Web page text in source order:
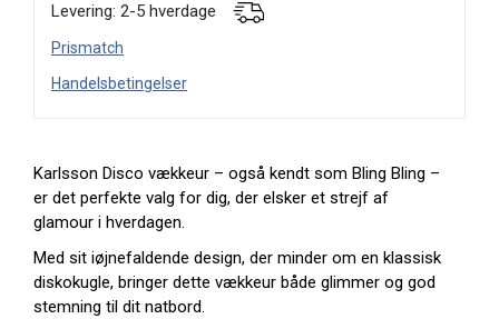
Levering: 2-5 hverdage
Prismatch
Handelsbetingelser
Karlsson Disco vækkeur – også kendt som Bling Bling –
er det perfekte valg for dig, der elsker et strejf af
glamour i hverdagen.
Med sit iøjnefaldende design, der minder om en klassisk
diskokugle, bringer dette vækkeur både glimmer og god
stemning til dit natbord.